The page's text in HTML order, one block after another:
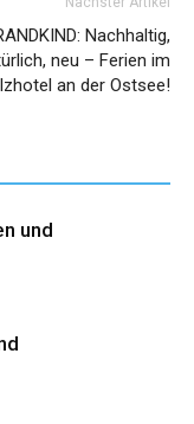
Nachhaltig,
neu – Ferien im
an der Ostsee!
und